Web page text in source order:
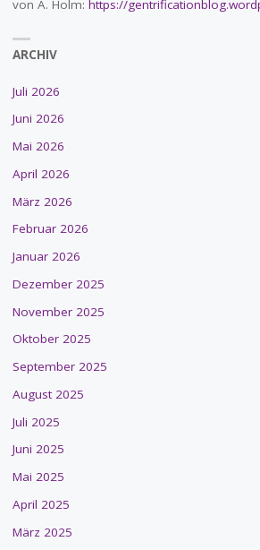
von A. Holm: https://
ARCHIV
Juli 2026
Juni 2026
Mai 2026
April 2026
März 2026
Februar 2026
Januar 2026
Dezember 2025
November 2025
Oktober 2025
September 2025
August 2025
Juli 2025
Juni 2025
Mai 2025
April 2025
März 2025